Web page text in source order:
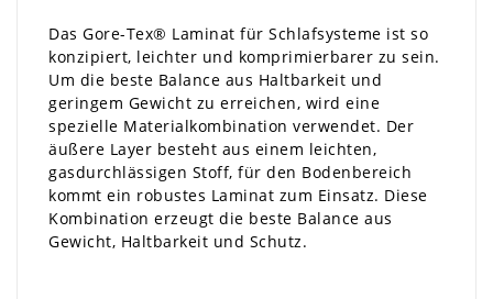
Das Gore-Tex® Laminat für Schlafsysteme ist so
konzipiert, leichter und komprimierbarer zu sein.
Um die beste Balance aus Haltbarkeit und
geringem Gewicht zu erreichen, wird eine
spezielle Materialkombination verwendet. Der
äußere Layer besteht aus einem leichten,
gasdurchlässigen Stoff, für den Bodenbereich
kommt ein robustes Laminat zum Einsatz. Diese
Kombination erzeugt die beste Balance aus
Gewicht, Haltbarkeit und Schutz.